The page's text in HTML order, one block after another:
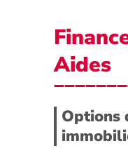
Aides
Options